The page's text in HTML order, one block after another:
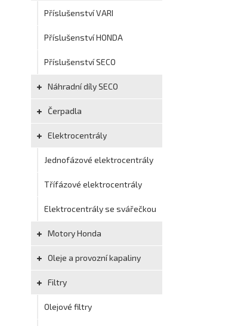
Příslušenství VARI
Příslušenství HONDA
Příslušenství SECO
Náhradní díly SECO
Čerpadla
Elektrocentrály
Jednofázové elektrocentrály
Třífázové elektrocentrály
Elektrocentrály se svářečkou
Motory Honda
Oleje a provozní kapaliny
Filtry
Olejové filtry